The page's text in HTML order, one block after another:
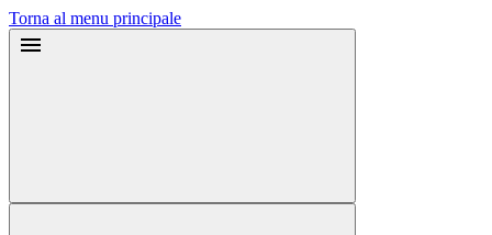
Torna al menu principale